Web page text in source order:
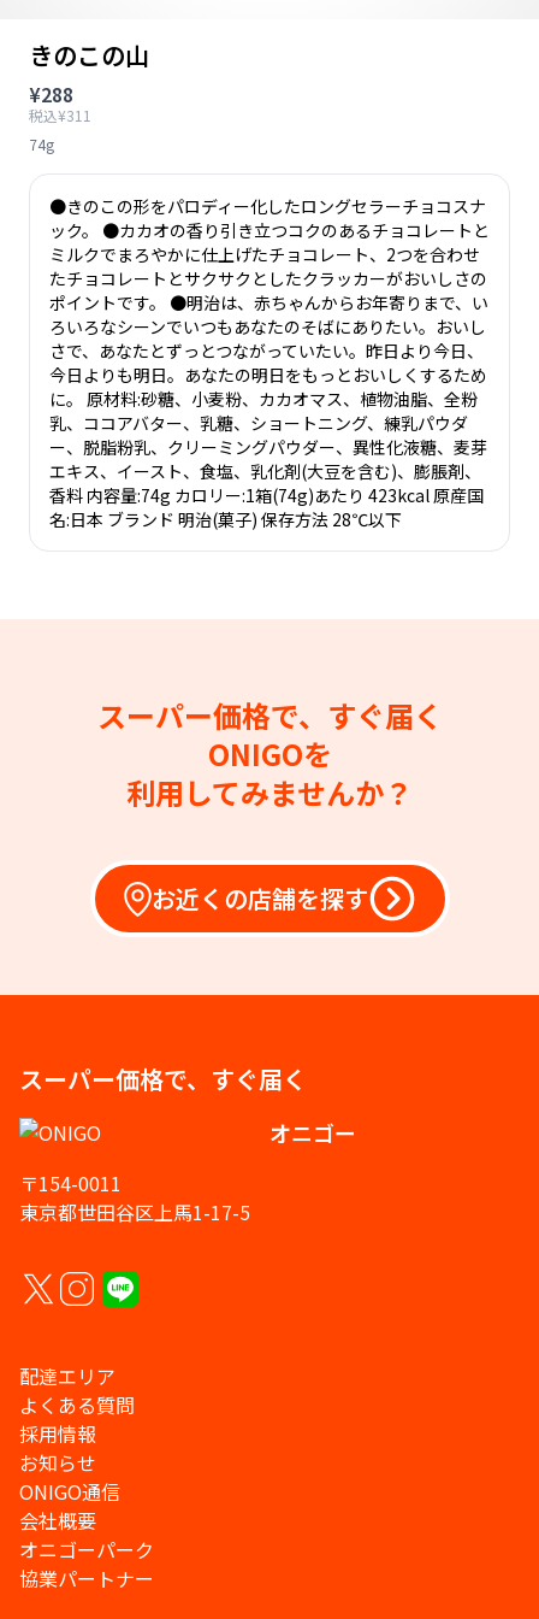
きのこの山
¥288
税込¥311
74g
●きのこの形をパロディー化したロングセラーチョコスナ
ック。 ●カカオの香り引き立つコクのあるチョコレートと
ミルクでまろやかに仕上げたチョコレート、2つを合わせ
たチョコレートとサクサクとしたクラッカーがおいしさの
ポイントです。 ●明治は、赤ちゃんからお年寄りまで、い
ろいろなシーンでいつもあなたのそばにありたい。おいし
さで、あなたとずっとつながっていたい。昨日より今日、
今日よりも明日。あなたの明日をもっとおいしくするため
に。 原材料:砂糖、小麦粉、カカオマス、植物油脂、全粉
乳、ココアバター、乳糖、ショートニング、練乳パウダ
ー、脱脂粉乳、クリーミングパウダー、異性化液糖、麦芽
エキス、イースト、食塩、乳化剤(大豆を含む)、膨脹剤、
香料 内容量:74g カロリー:1箱(74g)あたり 423kcal 原産国
名:日本 ブランド 明治(菓子) 保存方法 28℃以下
スーパー価格で、すぐ届く
ONIGOを
利用してみませんか？
お近くの店舗を探す
スーパー価格で、すぐ届く
オニゴー
〒154-0011
東京都世田谷区上馬1-17-5
配達エリア
よくある質問
採用情報
お知らせ
ONIGO通信
会社概要
オニゴーパーク
協業パートナー